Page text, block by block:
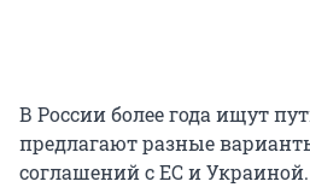
В России более года ищут
предлагают разные
соглашений с ЕС и